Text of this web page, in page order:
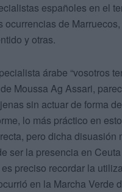
españoles en el
ocurrencias de
y otras.
árabe “vosotros
Moussa Ag Assari,
sin actuar de forma
lo más práctico en
pero dicha disuasión
ser la presencia en
preciso recordar la
en la Marcha Verde